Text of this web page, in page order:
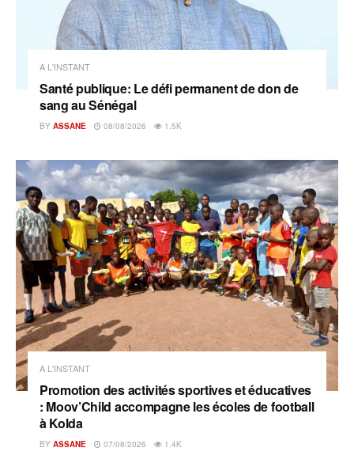
A L'INSTANT
Santé publique: Le défi permanent de don de
sang au Sénégal
BY ASSANE 08/08/2026 1.5K
A L'INSTANT
Promotion des activités sportives et éducatives
: Moov’Child accompagne les écoles de football
à Kolda
BY ASSANE 07/08/2026 1.4K